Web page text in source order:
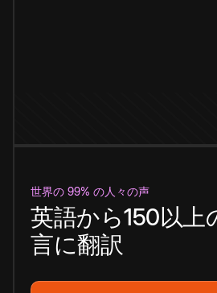
世界の 99% の人々の声
英語から150以上
言に翻訳